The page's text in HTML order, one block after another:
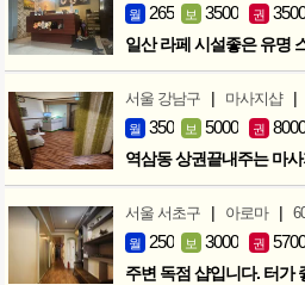
월 265 보 3500 권 3500
일산 라페 시설좋은 유명
서울 강남구 | 마사지샵 |
월 350 보 5000 권 8000
역삼동 상권끝내주는 마
서울 서초구 | 아로마 |
월 250 보 3000 권 5700
주변 독점 샵입니다. 터가